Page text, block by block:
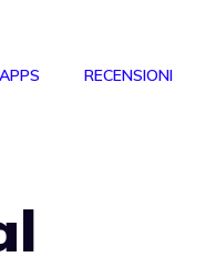
RECENSIONI